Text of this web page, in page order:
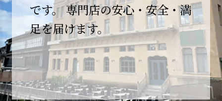
誠に勝手ながら、弊社開業10周年イベント開催
の為、
４月２６日(日)は臨時休業とさせていただきま
す。
これもひとえに皆様のご支援の賜物と、心より感謝申し上
げます。
ご不便をおかけしますが、何卒よろしくお願い
いたします。
です。 専門店の安心・安全・満
足を届けます。